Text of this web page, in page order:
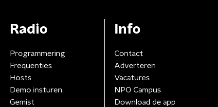
Radio
Programmering
Frequenties
Hosts
Demo insturen
Gemist
Info
Contact
Adverteren
Vacatures
NPO Campus
Download de app